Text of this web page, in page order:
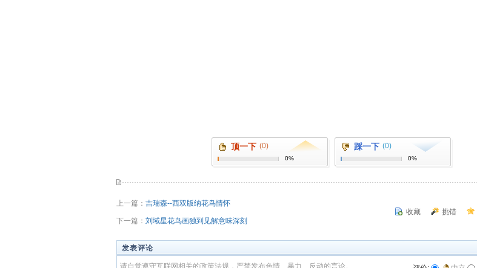
顶一下 (0)
0%
踩一下 (0)
0%
上一篇： 吉瑞森--西双版纳花鸟情怀
下一篇： 刘域星花鸟画独到见解意味深刻
收藏 挑错
发表评论
请自觉遵守互联网相关的政策法规，严禁发布色情、暴力、反动的言论。